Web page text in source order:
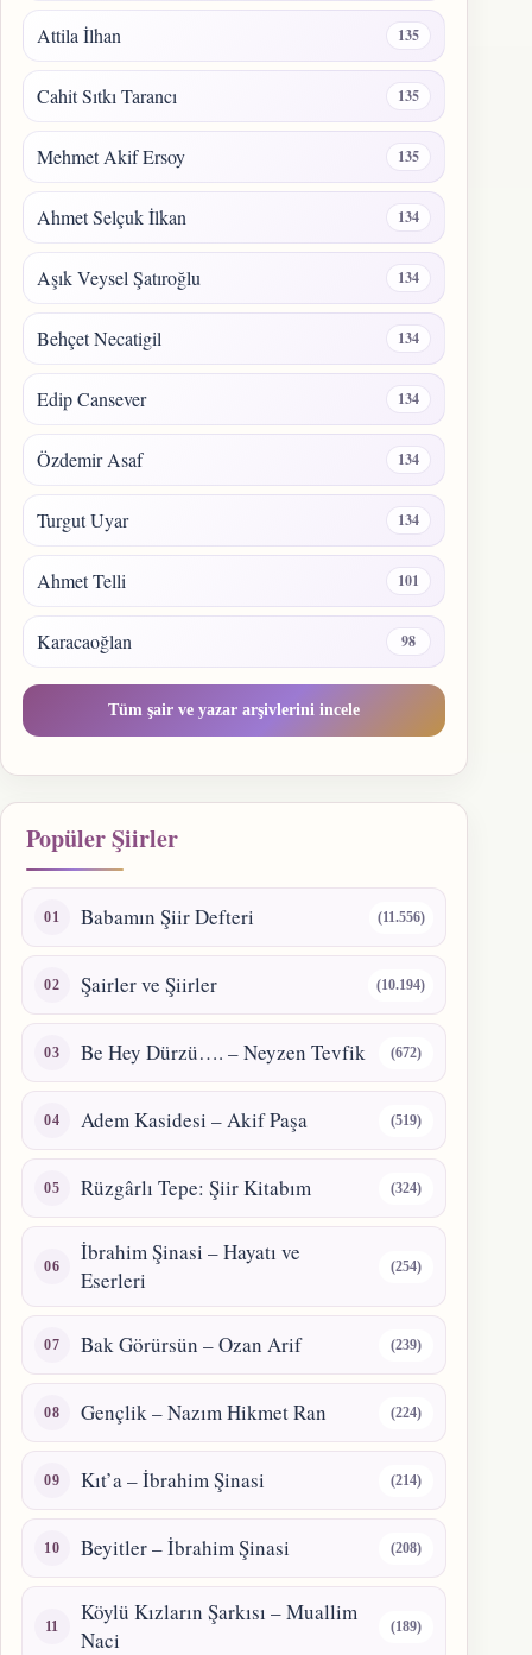
Attila İlhan 135
Cahit Sıtkı Tarancı 135
Mehmet Akif Ersoy 135
Ahmet Selçuk İlkan 134
Aşık Veysel Şatıroğlu 134
Behçet Necatigil 134
Edip Cansever 134
Özdemir Asaf 134
Turgut Uyar 134
Ahmet Telli 101
Karacaoğlan 98
Tüm şair ve yazar arşivlerini incele
Popüler Şiirler
Babamın Şiir Defteri (11.556)
Şairler ve Şiirler (10.194)
Be Hey Dürzü…. – Neyzen Tevfik (672)
Adem Kasidesi – Akif Paşa (519)
Rüzgârlı Tepe: Şiir Kitabım (324)
İbrahim Şinasi – Hayatı ve
Eserleri
(254)
Bak Görürsün – Ozan Arif (239)
Gençlik – Nazım Hikmet Ran (224)
Kıt’a – İbrahim Şinasi (214)
Beyitler – İbrahim Şinasi (208)
Köylü Kızların Şarkısı – Muallim
Naci
(189)